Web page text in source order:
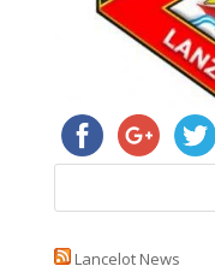
Lancelot News